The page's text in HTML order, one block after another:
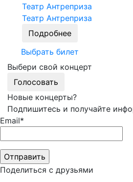
Театр Антреприза
Театр Антреприза
Подробнее
Выбрать билет
Выбери свой концерт
Голосовать
Новые концерты?
Подпишитесь и получайте
Email*
Поделиться с друзьями